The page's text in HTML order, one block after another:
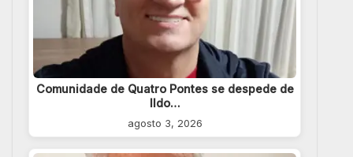
Comunidade de Quatro Pontes se despede de
Ildo…
agosto 3, 2026